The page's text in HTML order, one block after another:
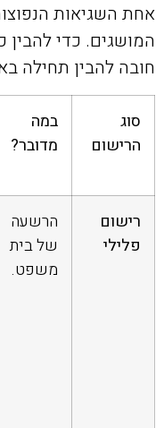
אחת השגיאות
המושגים. כדי
חובה להבין תחילה
סוג
הרישום
במה
מדובר?
רישום
פלילי
הרשעה
של בית
משפט.